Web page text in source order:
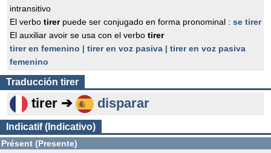
intransitivo
El verbo tirerpuede ser conjugado en forma pronominal : se tirer
El auxiliar avoir se usa con el verbo tirer
tirer en femenino | tirer en voz pasiva | tirer en voz pasiva
femenino
Traducción tirer
tirer ➔ disparar
Indicatif (Indicativo)
Présent (Presente)